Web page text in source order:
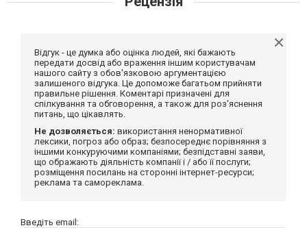
Відгук - це думка або оцінка людей, які бажають
передати досвід або враження іншим користувачам
нашого сайту з обов'язковою аргументацією
залишеного відгука. Це допоможе багатьом прийняти
правильне рішення. Коментарі призначені для
спілкування та обговорення, а також для роз'яснення
питань, що цікавлять.
Не дозволяється: використання ненормативної
лексики, погроз або образ; безпосереднє порівняння з
іншими конкуруючими компаніями; безпідставні заяви,
що ображають діяльність компанії і / або її послуги;
розміщення посилань на сторонні інтернет-ресурси;
реклама та самореклама.
Введіть email: